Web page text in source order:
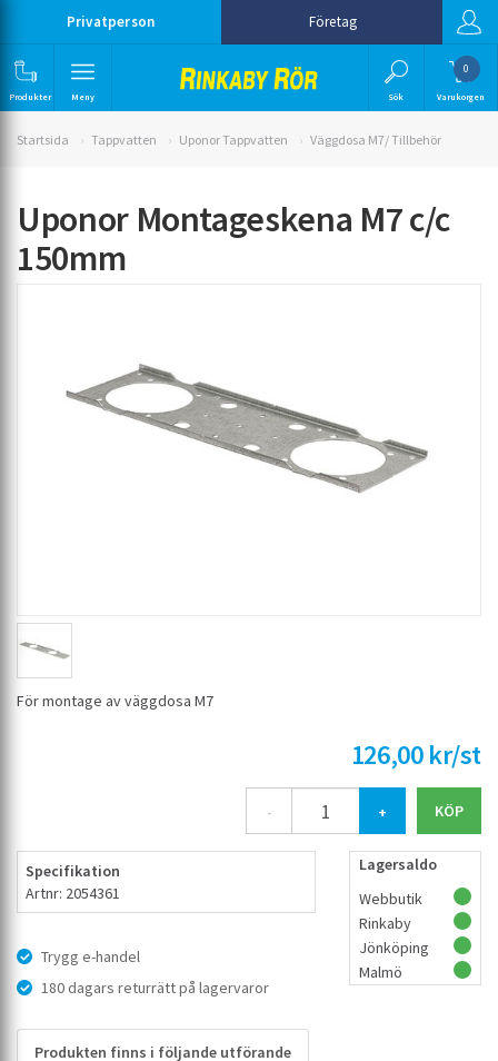
Privatperson Företag
Produkter Meny Sök
0
Varukorgen
Startsida Tappvatten Uponor Tappvatten Väggdosa M7/ Tillbehör
Uponor Montageskena M7 c/c
150mm
För montage av väggdosa M7
126,00 kr/st
- +
Specifikation
Artnr: 2054361
Trygg e-handel
180 dagars returrätt på lagervaror
Lagersaldo
Webbutik
Rinkaby
Jönköping
Malmö
Produkten finns i följande utförande